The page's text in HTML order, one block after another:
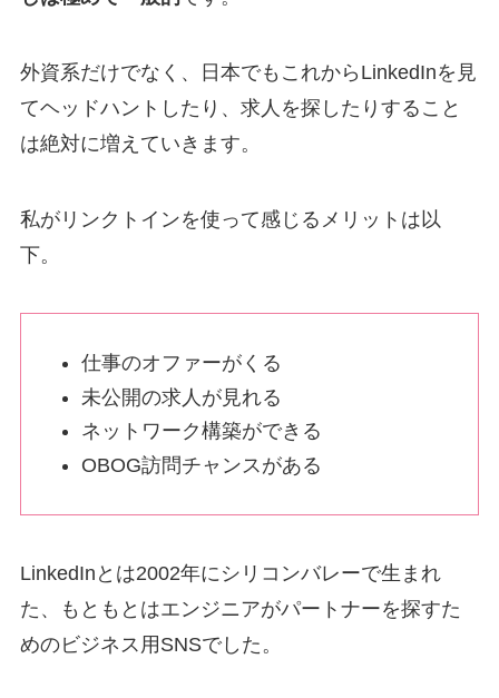
外資系だけでなく、日本でもこれからLinkedInを見
てヘッドハントしたり、求人を探したりすること
は絶対に増えていきます。
私がリンクトインを使って感じるメリットは以
下。
仕事のオファーがくる
未公開の求人が見れる
ネットワーク構築ができる
OBOG訪問チャンスがある
LinkedInとは2002年にシリコンバレーで生まれ
た、もともとはエンジニアがパートナーを探すた
めのビジネス用SNSでした。